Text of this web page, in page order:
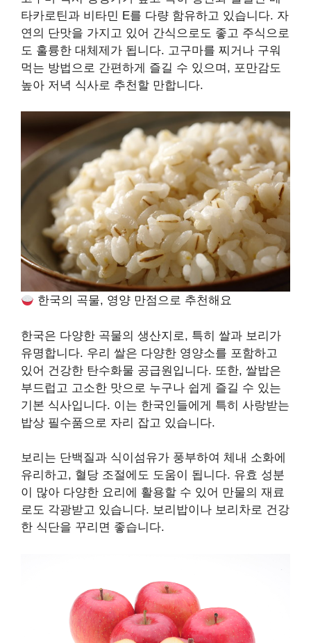
타카로틴과 비타민 E를 다량 함유하고 있습니다. 자
연의 단맛을 가지고 있어 간식으로도 좋고 주식으로
도 훌륭한 대체제가 됩니다. 고구마를 찌거나 구워
먹는 방법으로 간편하게 즐길 수 있으며, 포만감도
높아 저녁 식사로 추천할 만합니다.
한국의 곡물, 영양 만점으로 추천해요
한국은 다양한 곡물의 생산지로, 특히 쌀과 보리가
유명합니다. 우리 쌀은 다양한 영양소를 포함하고
있어 건강한 탄수화물 공급원입니다. 또한, 쌀밥은
부드럽고 고소한 맛으로 누구나 쉽게 즐길 수 있는
기본 식사입니다. 이는 한국인들에게 특히 사랑받는
밥상 필수품으로 자리 잡고 있습니다.
보리는 단백질과 식이섬유가 풍부하여 체내 소화에
유리하고, 혈당 조절에도 도움이 됩니다. 유효 성분
이 많아 다양한 요리에 활용할 수 있어 만물의 재료
로도 각광받고 있습니다. 보리밥이나 보리차로 건강
한 식단을 꾸리면 좋습니다.